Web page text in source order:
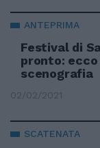
ANTEPRIMA
Festival di
pronto:
scenografia
02/02/2021
SCATENATA